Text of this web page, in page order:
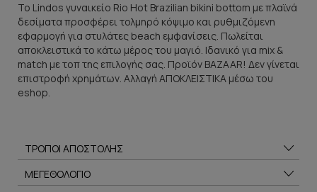
Το Lindos γυναικείο Rio Hot Brazilian bikini bottom με πλαϊνά
δεσίματα προσφέρει τολμηρό κόψιμο και ρυθμιζόμενη
εφαρμογή για στυλάτες beach εμφανίσεις. Πωλείται
αποκλειστικά το κάτω μέρος του μαγιό. Ιδανικό για mix &
match με τοπ της επιλογής σας. Προϊόν BAZAAR! Δεν γίνεται
επιστροφή χρημάτων. Αλλαγή ΑΠΟΚΛΕΙΣΤΙΚΑ μέσω του
eshop.
ΤΡΟΠΟΙ ΑΠΟΣΤΟΛΗΣ
ΜΕΓΕΘΟΛΟΓΙΟ